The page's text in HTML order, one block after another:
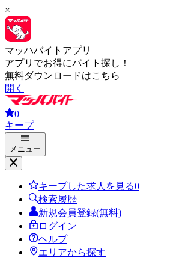
×
マッハバイトアプリ
アプリでお得にバイト探し！
無料ダウンロードはこちら
開く
0
キープ
メニュー
キープした求人を見る0
検索履歴
新規会員登録(無料)
ログイン
ヘルプ
エリアから探す